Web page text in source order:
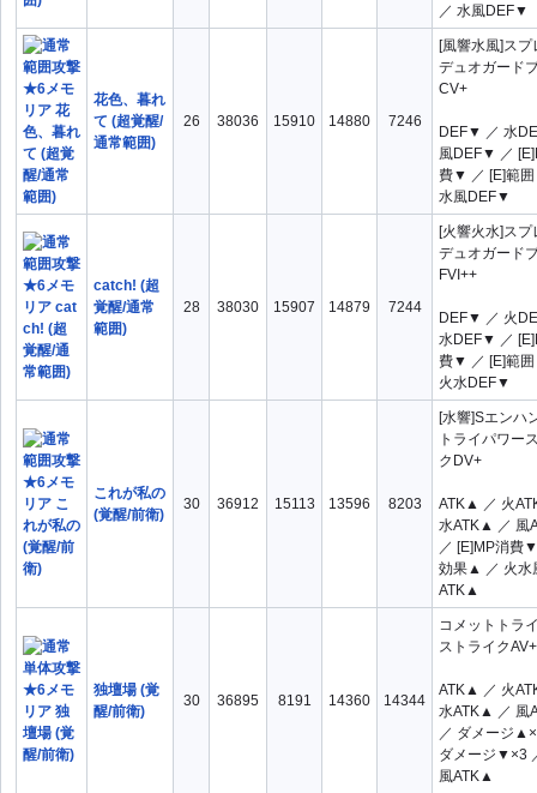
火ATK▲ 火ATK▼
レジェンダリ
ー
○
／ 水風DEF▼
花色、暮れ
て (超覚醒/
通常範囲)
26 38036 15910 14880 7246
[風響水風]スプ
デュオガード
CV+
DEF▼ ／ 水
風DEF▼ ／
費▼ ／ [E]範
水風DEF▼
catch! (超
覚醒/通常
範囲)
28 38030 15907 14879 7244
[火響火水]スプ
デュオガード
FVI++
DEF▼ ／ 火
水DEF▼ ／
費▼ ／ [E]範
火水DEF▼
これが私の
(覚醒/前衛)
30 36912 15113 13596 8203
[水響]Sエンハ
トライパワー
クDV+
ATK▲ ／ 火
水ATK▲ ／ 風
／ [E]MP消費
効果▲ ／ 火水
ATK▲
独壇場 (覚
醒/前衛)
30 36895 8191 14360 14344
コメットトラ
ストライク
ATK▲ ／ 火
水ATK▲ ／ 風
／ ダメージ
ダメージ▼×3
風ATK▲